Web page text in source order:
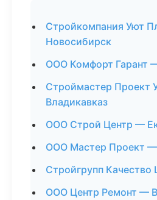
Стройкомпания Уют
Новосибирск
ООО Комфорт Гарант
Строймастер Проект
Владикавказ
ООО Строй Центр —
ООО Мастер Проект —
Стройгрупп
ООО Центр Ремонт —